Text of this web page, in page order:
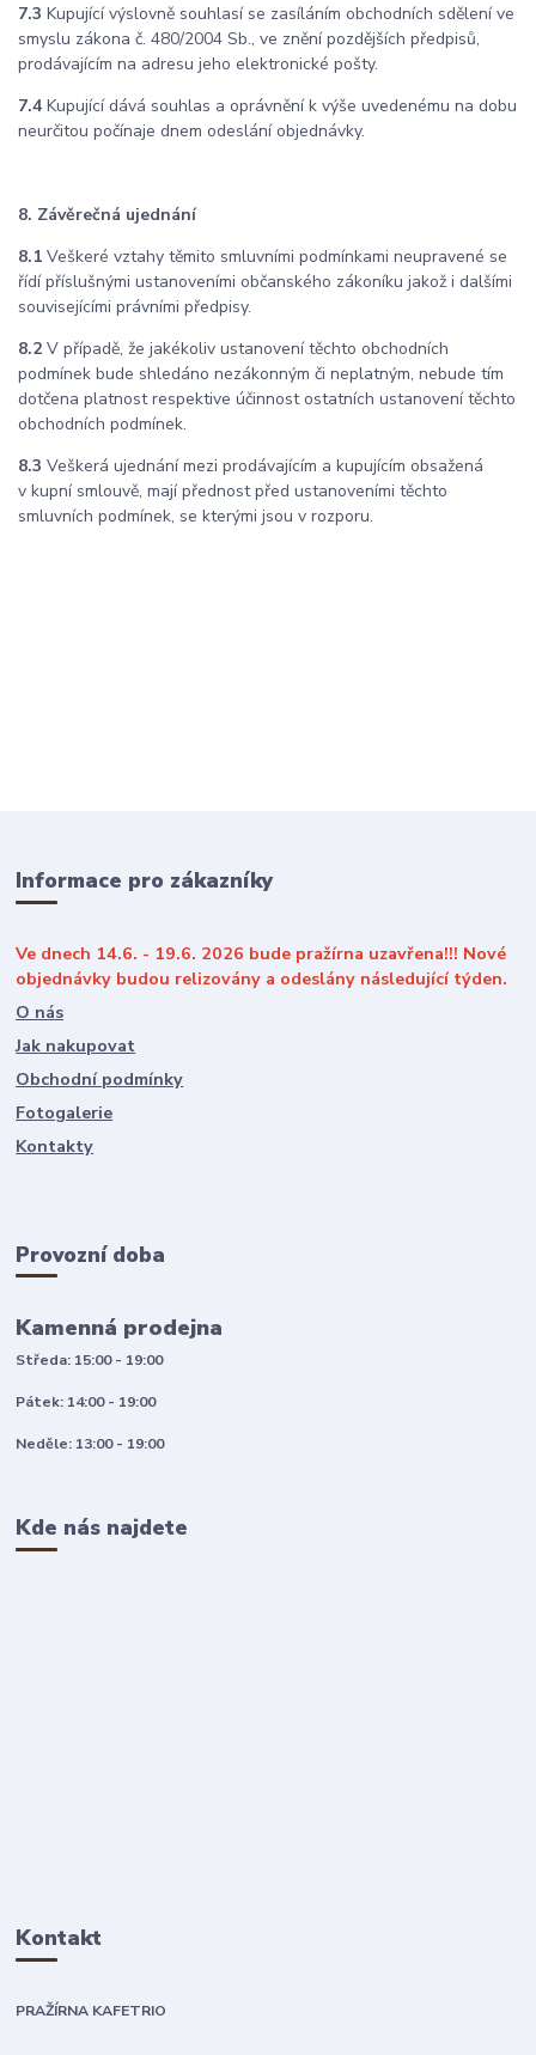
7.3 Kupující výslovně souhlasí se zasíláním obchodních sdělení ve
smyslu zákona č. 480/2004 Sb., ve znění pozdějších předpisů,
prodávajícím na adresu jeho elektronické pošty.
7.4 Kupující dává souhlas a oprávnění k výše uvedenému na dobu
neurčitou počínaje dnem odeslání objednávky.
8. Závěrečná ujednání
8.1 Veškeré vztahy těmito smluvními podmínkami neupravené se
řídí příslušnými ustanoveními občanského zákoníku jakož i dalšími
souvisejícími právními předpisy.
8.2 V případě, že jakékoliv ustanovení těchto obchodních
podmínek bude shledáno nezákonným či neplatným, nebude tím
dotčena platnost respektive účinnost ostatních ustanovení těchto
obchodních podmínek.
8.3 Veškerá ujednání mezi prodávajícím a kupujícím obsažená
v kupní smlouvě, mají přednost před ustanoveními těchto
smluvních podmínek, se kterými jsou v rozporu.
Informace pro zákazníky
Ve dnech 14.6. - 19.6. 2026 bude pražírna uzavřena!!! Nové
objednávky budou relizovány a odeslány následující týden.
O nás
Jak nakupovat
Obchodní podmínky
Fotogalerie
Kontakty
Provozní doba
Kamenná prodejna
Středa: 15:00 - 19:00
Pátek: 14:00 - 19:00
Neděle: 13:00 - 19:00
Kde nás najdete
Kontakt
PRAŽÍRNA KAFETRIO